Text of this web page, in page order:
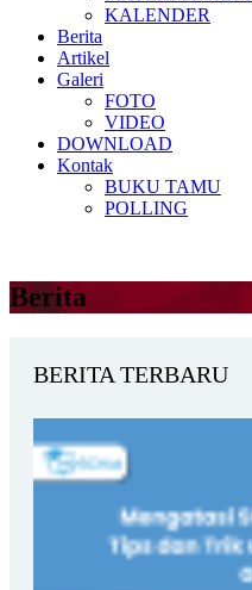
KALENDER
Berita
Artikel
Galeri
FOTO
VIDEO
DOWNLOAD
Kontak
BUKU TAMU
POLLING
Berita
BERITA TERBARU